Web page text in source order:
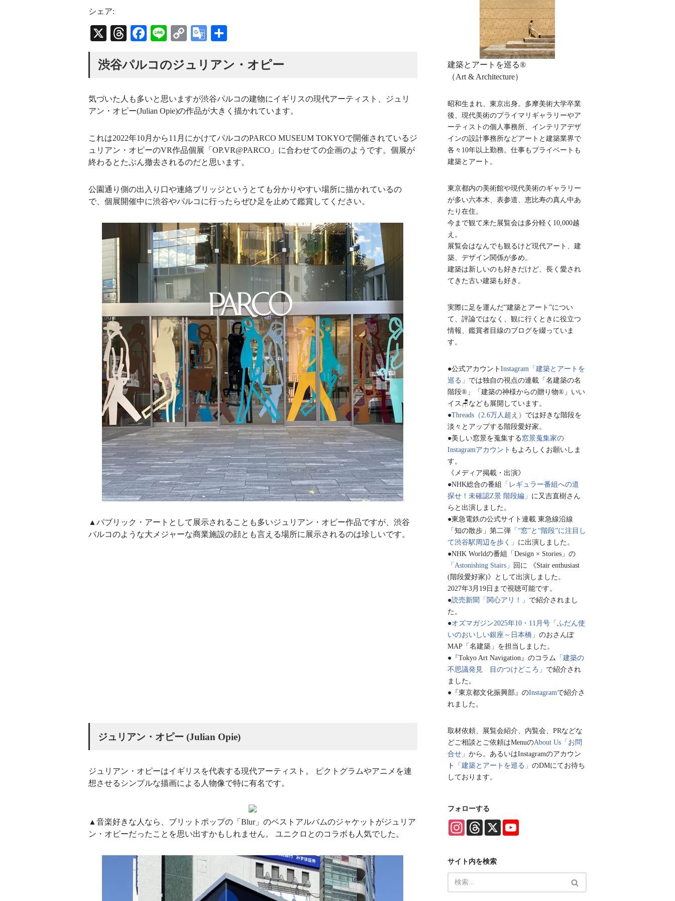
t
a
g
a
d
s
b
e
C
n
シェア:
X
T
ea
Fa
bo
Li
C
y
nk
G
gl
Tr
an
at
e
渋谷パルコのジュリアン・オピー
気づいた人も多いと思いますが渋谷パルコの建物にイギリスの現代アーティスト、ジュリ
アン・オピー(Julian Opie)の作品が大きく描かれています。
これは2022年10月から11月にかけてパルコのPARCO MUSEUM TOKYOで開催されているジ
ュリアン・オピーのVR作品個展「OP.VR@PARCO」に合わせての企画のようです。個展が
終わるとたぶん撤去されるのだと思います。
公園通り側の出入り口や連絡ブリッジというとても分かりやすい場所に描かれているの
で、個展開催中に渋谷やパルコに行ったらぜひ足を止めて鑑賞してください。
▲パブリック・アートとして展示されることも多いジュリアン・オピー作品ですが、渋谷
パルコのような大メジャーな商業施設の顔とも言える場所に展示されるのは珍しいです。
ジュリアン・オピー (Julian Opie)
ジュリアン・オピーはイギリスを代表する現代アーティスト。
ピクトグラムやアニメを連
想させるシンプルな描画による人物像で特に有名です。
▲音楽好きな人なら、ブリットポップの「Blur」のベストアルバムのジャケットがジュリア
ン・オピーだったことを思い出すかもしれません。
ユニクロとのコラボも人気でした。
建築とアートを巡る®︎
（Art & Architecture）
昭和生まれ、東京出身。多摩美術大学卒業
後、現代美術のプライマリギャラリーやア
ーティストの個人事務所、インテリアデザ
インの設計事務所などアートと建築業界で
各々10年以上勤務。仕事もプライベートも
建築とアート。
東京都内の美術館や現代美術のギャラリー
が多い六本木、表参道、恵比寿の真ん中あ
たり在住。
今まで観て来た展覧会は多分軽く10,000越
え。
展覧会はなんでも観るけど現代アート、建
築、デザイン関係が多め。
建築は新しいのも好きだけど、長く愛され
てきた古い建築も好き。
実際に足を運んだ”建築とアート”につい
て、評論ではなく、観に行くときに役立つ
情報、鑑賞者目線のブログを綴っていま
す。
●公式アカウント Instagram「建築とアートを
巡る」 では独自の視点の連載「名建築の名
階段®︎」「建築の神様からの贈り物®︎」いい
イス🪑なども展開しています。
●Threads（2.6万人超え） では好きな階段を
淡々とアップする階段愛好家。
●美しい窓景を蒐集する 窓景蒐集家の
Instagramアカウント もよろしくお願いしま
す。
《メディア掲載・出演》
●NHK総合の番組
「レギュラー番組への道
探せ！未確認Z景 階段編」 に又吉直樹さん
らと出演しました。
●東急電鉄の公式サイト連載 東急線沿線
「知の散歩」第二弾「“窓”と“階段”に注目し
て渋谷駅周辺を歩く」 に出演しました。
●NHK Worldの番組「Design × Stories」の
「Astonishing Stairs」
回に 《Stair enthusiast
(階段愛好家)》として出演しました。
2027年3月19日まで視聴可能です。
●読売新聞「関心アリ！」 で紹介されまし
た。
●オズマガジン2025年10・11月号「ふだん使
いのおいしい銀座～日本橋」 のおさんぽ
MAP「名建築」を担当しました。
●『Tokyo Art Navigation』のコラム 「建築の
不思議発見 目のつけどころ」 で紹介され
ました。
●『東京都文化振興部』のInstagramで紹介さ
れました。
取材依頼、展覧会紹介、内覧会、PRなどな
どご相談とご依頼はMenuのAbout Us「お問
合せ」 から。あるいはInstagramのアカウン
ト
「建築とアートを巡る」 のDMにてお待ち
しております。
フォローする
I
g
r
a
m
T
d
s
X
Y
e
サイト内を検索